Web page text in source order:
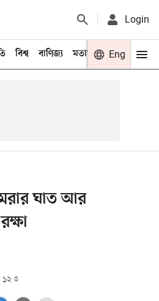
Login
বিশ্ব বাণিজ্য মতামত খেলা
Eng
ঘাত আর